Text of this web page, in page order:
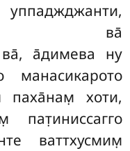
ва̄
ва̄, а̄димева ну
манасикарото
паха̄нам̣ хоти,
пат̣иниссагго
ваттхусмим̣